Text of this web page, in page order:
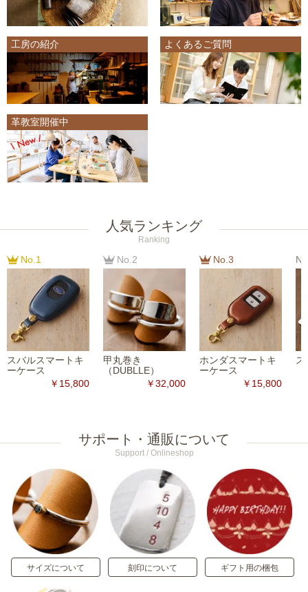
工房の紹介 よくあるご質問
革教室開催中
人気ランキング
Ranking
No.1
スバルスマートキ
ーケース
￥15,800
No.2
甲丸巻き
（DUBLLE）
￥32,000
No.3
ホンダスマートキ
ーケース
￥15,800
サポート・通販について
Support / Onlineshop
サイズについて 刻印について ギフト用の梱包